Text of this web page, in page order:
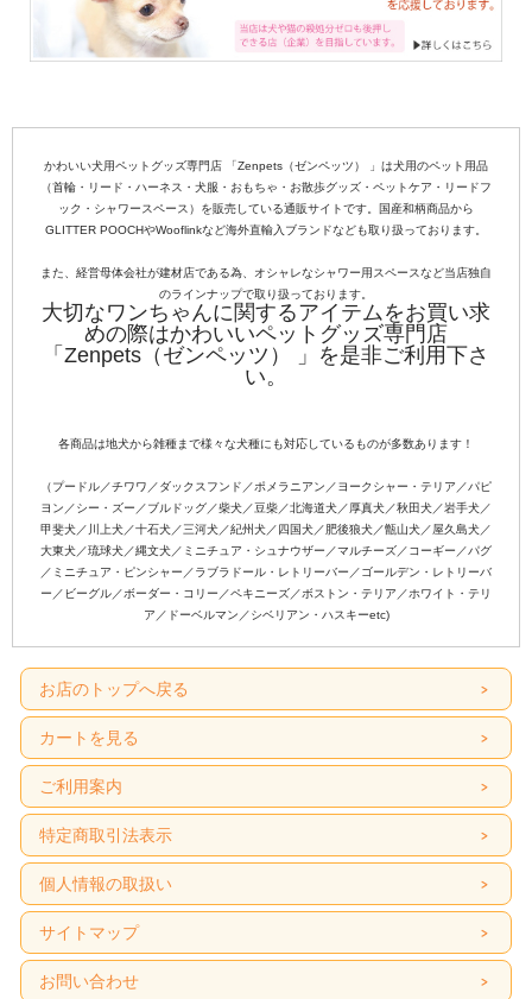
かわいい犬用ペットグッズ専門店 「Zenpets（ゼンペッツ） 」は犬用のペット用品
（首輪・リード・ハーネス・犬服・おもちゃ・お散歩グッズ・ペットケア・リードフ
ック・シャワースペース）を販売している通販サイトです。国産和柄商品から
GLITTER POOCHやWooflinkなど海外直輸入ブランドなども取り扱っております。
また、経営母体会社が建材店である為、オシャレなシャワー用スペースなど当店独自
のラインナップで取り扱っております。
大切なワンちゃんに関するアイテムをお買い求
めの際はかわいいペットグッズ専門店
「Zenpets（ゼンペッツ） 」を是非ご利用下さ
い。
各商品は地犬から雑種まで様々な犬種にも対応しているものが多数あります！
（プードル／チワワ／ダックスフンド／ポメラニアン／ヨークシャー・テリア／パピ
ヨン／シー・ズー／ブルドッグ／柴犬／豆柴／北海道犬／厚真犬／秋田犬／岩手犬／
甲斐犬／川上犬／十石犬／三河犬／紀州犬／四国犬／肥後狼犬／甑山犬／屋久島犬／
大東犬／琉球犬／縄文犬／ミニチュア・シュナウザー／マルチーズ／コーギー／パグ
／ミニチュア・ピンシャー／ラブラドール・レトリーバー／ゴールデン・レトリーバ
ー／ビーグル／ボーダー・コリー／ペキニーズ／ボストン・テリア／ホワイト・テリ
ア／ドーベルマン／シベリアン・ハスキーetc)
お店のトップへ戻る
カートを見る
ご利用案内
特定商取引法表示
個人情報の取扱い
サイトマップ
お問い合わせ